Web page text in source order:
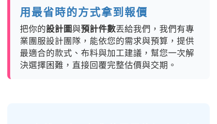
用最省時的方式拿到報價
把你的設計圖與預計件數丟給我們，我們有專
業團服設計團隊，能依您的需求與預算，提供
最適合的款式、布料與加工建議，幫您一次解
決選擇困難，直接回覆完整估價與交期。